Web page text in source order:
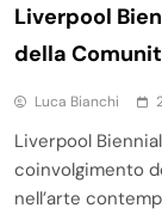
Liverpool
della
Luca Bianchi
Liverpool
coinvolgimento
nell’arte